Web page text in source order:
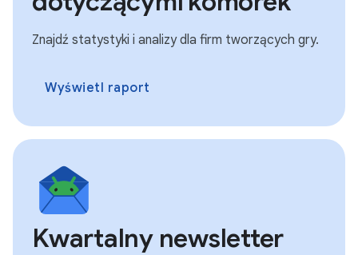
Znajdź statystyki i analizy dla firm tworzących gry.
Wyświetl raport
Kwartalny newsletter